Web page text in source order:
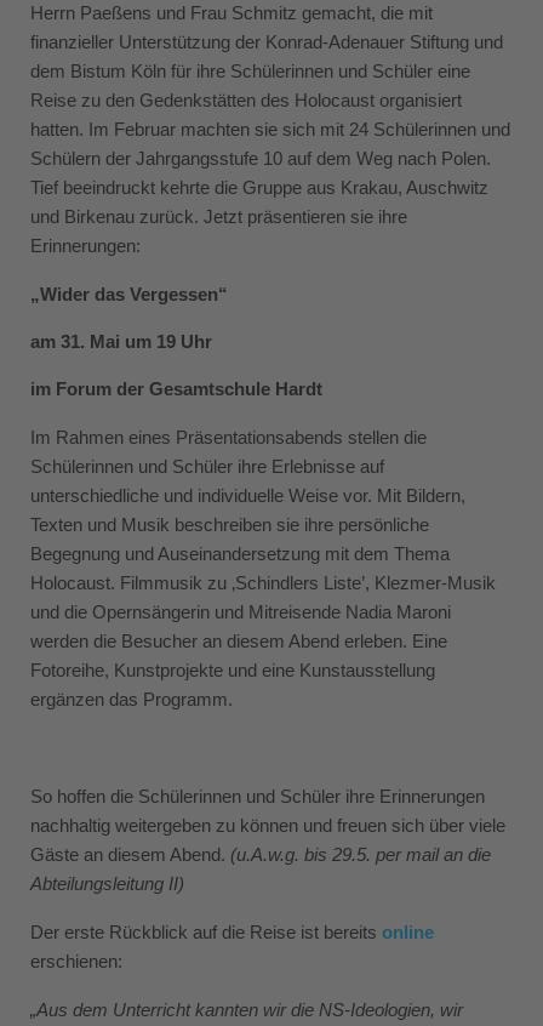
Herrn Paeßens und Frau Schmitz gemacht, die mit
finanzieller Unterstützung der Konrad-Adenauer Stiftung und
dem Bistum Köln für ihre Schülerinnen und Schüler eine
Reise zu den Gedenkstätten des Holocaust organisiert
hatten. Im Februar machten sie sich mit 24 Schülerinnen und
Schülern der Jahrgangsstufe 10 auf dem Weg nach Polen.
Tief beeindruckt kehrte die Gruppe aus Krakau, Auschwitz
und Birkenau zurück. Jetzt präsentieren sie ihre
Erinnerungen:
„Wider das Vergessen“
am 31. Mai um 19 Uhr
im Forum der Gesamtschule Hardt
Im Rahmen eines Präsentationsabends stellen die
Schülerinnen und Schüler ihre Erlebnisse auf
unterschiedliche und individuelle Weise vor. Mit Bildern,
Texten und Musik beschreiben sie ihre persönliche
Begegnung und Auseinandersetzung mit dem Thema
Holocaust. Filmmusik zu ‚Schindlers Liste’, Klezmer-Musik
und die Opernsängerin und Mitreisende Nadia Maroni
werden die Besucher an diesem Abend erleben. Eine
Fotoreihe, Kunstprojekte und eine Kunstausstellung
ergänzen das Programm.
So hoffen die Schülerinnen und Schüler ihre Erinnerungen
nachhaltig weitergeben zu können und freuen sich über viele
Gäste an diesem Abend. (u.A.w.g. bis 29.5. per mail an die
Abteilungsleitung II)
Der erste Rückblick auf die Reise ist bereits online
erschienen:
„Aus dem Unterricht kannten wir die NS-Ideologien, wir